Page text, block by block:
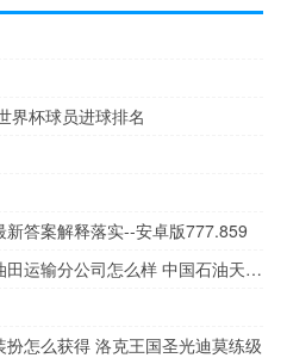
界杯球员进球排名
答案解释落实--安卓版777.859
中国石油运输有限公司华北油田运输分公司怎么样 中国石油天然气运输公司
怎么获得 洛克王国圣光迪莫练级